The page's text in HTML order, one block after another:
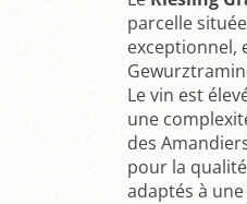
parcelle
exceptionnel,
Le vin est
une
des
pour la
adaptés à